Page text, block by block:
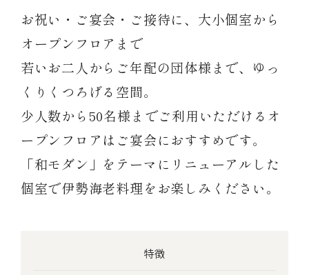
(中納言/鉄板焼ひかり)
（中納言厨房）
お祝い・ご宴会・ご接待に、大小個室から
オープンフロアまで
若いお二人からご年配の団体様まで、ゆっ
くりくつろげる空間。
少人数から50名様までご利用いただけるオ
ープンフロアはご宴会におすすめです。
「和モダン」をテーマにリニューアルした
個室で伊勢海老料理をお楽しみください。
特徴